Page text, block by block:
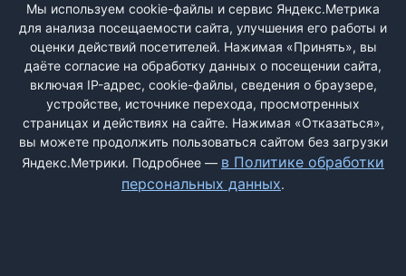
0
Проскурин Владимир Николаевич, так же называет себя
ПРОСКУРИ, мануальный терапевт, остеопат, как он себя
позиционирует, Не справился с моим лечением-как была
грыжа на МРТ так и есть (есть заключение врачей до и после
лечения). Обещал облегчение болей после первого сеанса,
но так результата и не ...
Мы используем cookie-файлы и сервис Яндекс.Метрика
для анализа посещаемости сайта, улучшения его работы и
оценки действий посетителей. Нажимая «Принять», вы
даёте согласие на обработку данных о посещении сайта,
включая IP-адрес, cookie-файлы, сведения о браузере,
устройстве, источнике перехода, просмотренных
страницах и действиях на сайте. Нажимая «Отказаться»,
вы можете продолжить пользоваться сайтом без загрузки
Яндекс.Метрики. Подробнее — в Политике обработки
персональных данных.